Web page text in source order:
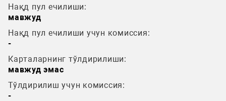
Нақд пул ечилиши:
мавжуд
Нақд пул ечилиши учун комиссия:
-
Карталарнинг тўлдирилиши:
мавжуд эмас
Тўлдирилиш учун комиссия:
-